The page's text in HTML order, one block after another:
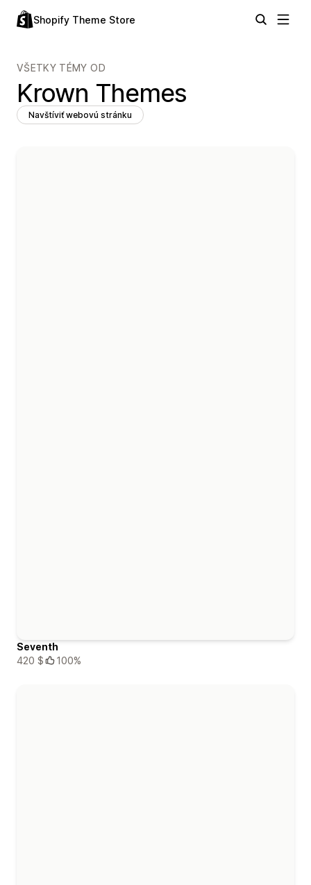
Shopify Theme Store
VŠETKY TÉMY OD
Krown Themes
Navštíviť webovú stránku
Seventh
420 $
100%